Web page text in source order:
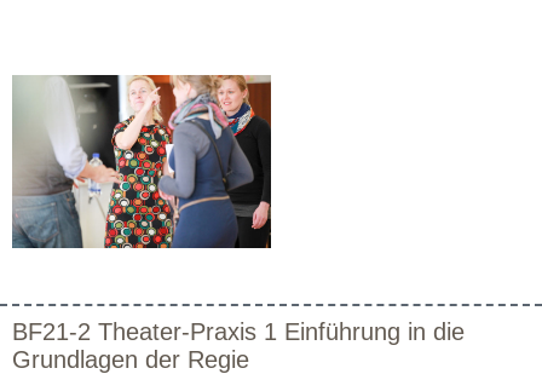
BF21-2 Theater-Praxis 1 Einführung in die
Grundlagen der Regie